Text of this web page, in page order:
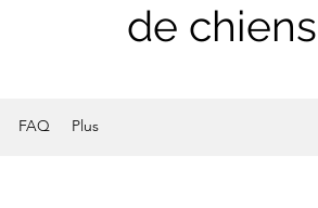
de
FAQ Plus